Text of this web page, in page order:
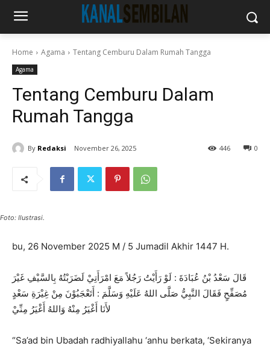
Home Agama Tentang Cemburu Dalam Rumah Tangga
Agama
Tentang Cemburu Dalam
Rumah Tangga
By Redaksi November 26, 2025 0
446
Foto: Ilustrasi.
bu, 26 November 2025 M / 5 Jumadil Akhir 1447 H.
قَالَ سَعْدُ بْنُ عُبَادَةَ : لَوْ رَأَيْتُ رَجُلاً مَعَ امْرَأَتِيْ لَضَرَبْتُهُ بِالسَّيْفِ غَيْرَ
مُصَفِّحٍ فَقَالَ النَّبِيُّ صَلَّى اللهُ عَلَيْهِ وَسَلَّمَ : أَتَعْجَبُوْنَ مِنْ غِيْرَةِ سَعْدٍ
لأَنَا أَغْيَرُ مِنْهُ وَاللهُ أَغْيَرُ مِنِّيْ
“Sa’ad bin Ubadah radhiyallahu ‘anhu berkata, ‘Sekiranya